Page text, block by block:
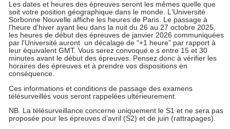
Les dates et heures des épreuves seront les mêmes quelle que
soit votre position géographique dans le monde. L'Université
Sorbonne Nouvelle affiche les heures de Paris. Le passage à
l'heure d'hiver ayant lieu dans la nuit du 26 au 27 octobre 2025,
les heures de début des épreuves de janvier 2026 communiquées
par l'Université auront un décalage de “+1 heure” par rapport à
leur équivalent GMT. Vous serez convoqué.e.s entre 15 et 30
minutes avant le début des épreuves. Pensez donc à vérifier les
horaires des épreuves et à prendre vos dispositions en
conséquence.
Ces informations et conditions de passage des examens
télésurveillés vous seront rappelées ultérieurement.
NB. La télésurveillance concerne uniquement le S1 et ne sera pas
proposée pour les épreuves d’avril (S2) et de juin (rattrapages).